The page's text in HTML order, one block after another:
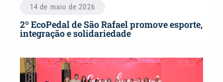
14 de maio de 2026
2º EcoPedal de São Rafael promove esporte,
integração e solidariedade